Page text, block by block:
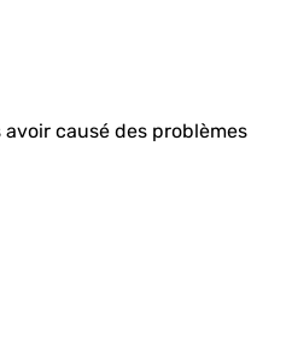
avoir causé des problèmes